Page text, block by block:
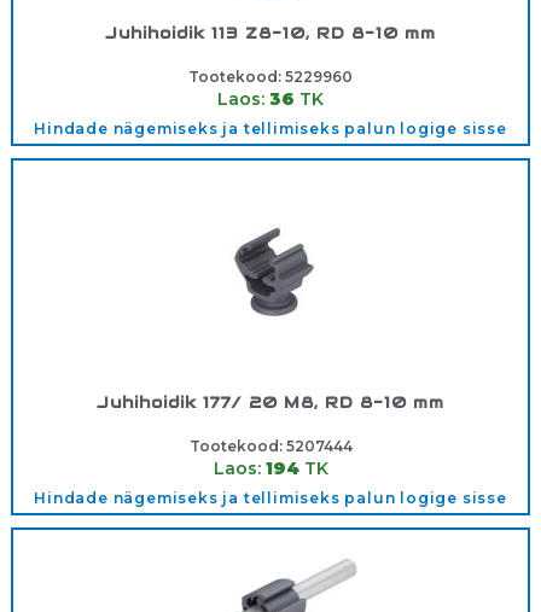
Juhihoidik 113 Z8-10, RD 8-10 mm
Tootekood: 5229960
Laos: 36 TK
Hindade nägemiseks ja tellimiseks palun logige sisse
Juhihoidik 177/ 20 M8, RD 8-10 mm
Tootekood: 5207444
Laos: 194TK
Hindade nägemiseks ja tellimiseks palun logige sisse